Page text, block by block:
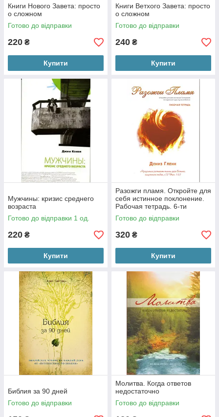
Книги Нового Завета: просто
о сложном
Готово до відправки
220 ₴
Купити
Книги Ветхого Завета: просто
о сложном
Готово до відправки
240 ₴
Купити
Мужчины: кризис среднего
возраста
Готово до відправки 1 од.
220 ₴
Купити
Разожги пламя. Откройте для
себя истинное поклонение.
Рабочая тетрадь. 6-ти
недельный курс изучения
Библии
Готово до відправки
320 ₴
Купити
Библия за 90 дней
Готово до відправки
Молитва. Когда ответов
недостаточно
Готово до відправки